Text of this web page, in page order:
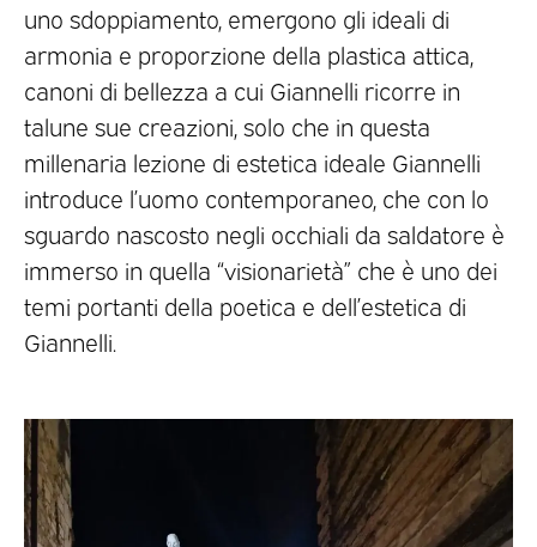
uno sdoppiamento, emergono gli ideali di
armonia e proporzione della plastica attica,
canoni di bellezza a cui Giannelli ricorre in
talune sue creazioni, solo che in questa
millenaria lezione di estetica ideale Giannelli
introduce l’uomo contemporaneo, che con lo
sguardo nascosto negli occhiali da saldatore è
immerso in quella “visionarietà” che è uno dei
temi portanti della poetica e dell’estetica di
Giannelli.